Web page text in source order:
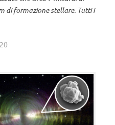
di formazione stellare. Tutti i